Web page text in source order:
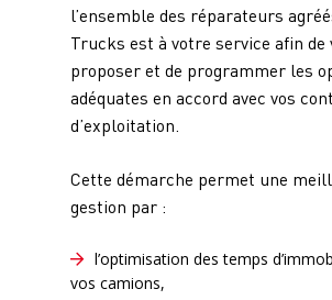
l’ensemble des réparateurs
Trucks est à votre service afin de
proposer et de programmer les
adéquates en accord avec vos
d’exploitation.
Cette démarche permet une
gestion par :
l’optimisation des temps
vos camions,